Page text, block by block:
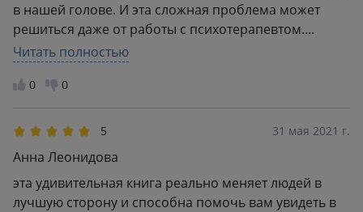
в нашей голове. И эта сложная проблема может
решиться даже от работы с психотерапевтом....
Либо ещё проще, прочитав эту книгу.
Читать полностью
0 0
5 31 мая 2021 г.
Анна Леонидова
эта удивительная книга реально меняет людей в
лучшую сторону и способна помочь вам увидеть в